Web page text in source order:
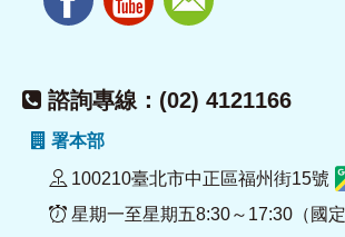
諮詢專線：(02) 4121166
署本部
100210臺北市中正區福州街15號
星期一至星期五8:30～17:30（國定